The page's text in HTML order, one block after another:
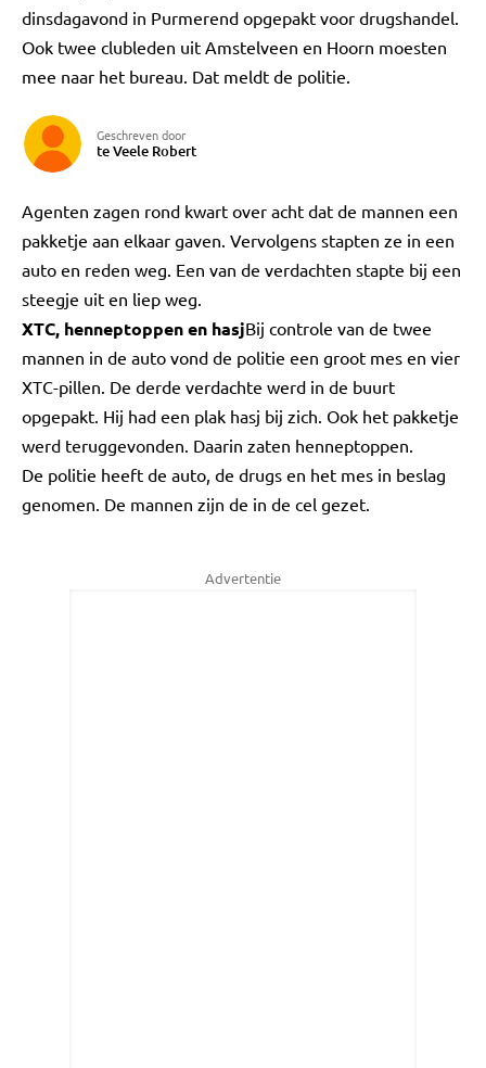
dinsdagavond in Purmerend opgepakt voor drugshandel.
Ook twee clubleden uit Amstelveen en Hoorn moesten
mee naar het bureau. Dat meldt de politie.
Geschreven door
te Veele Robert
Agenten zagen rond kwart over acht dat de mannen een
pakketje aan elkaar gaven. Vervolgens stapten ze in een
auto en reden weg. Een van de verdachten stapte bij een
steegje uit en liep weg.
XTC, henneptoppen en hasjBij controle van de twee
mannen in de auto vond de politie een groot mes en vier
XTC-pillen. De derde verdachte werd in de buurt
opgepakt. Hij had een plak hasj bij zich. Ook het pakketje
werd teruggevonden. Daarin zaten henneptoppen.
De politie heeft de auto, de drugs en het mes in beslag
genomen. De mannen zijn de in de cel gezet.
Advertentie